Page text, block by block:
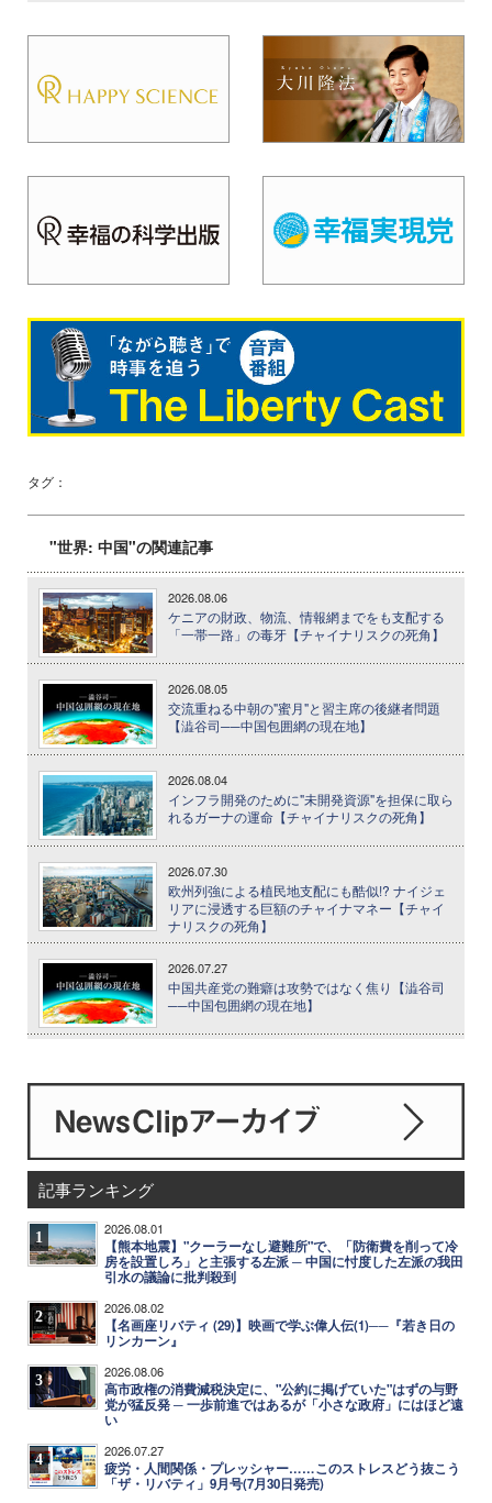
タグ：
"世界: 中国"の関連記事
2026.08.06
ケニアの財政、物流、情報網までをも支配する
「一帯一路」の毒牙【チャイナリスクの死角】
2026.08.05
交流重ねる中朝の"蜜月"と習主席の後継者問題
【澁谷司──中国包囲網の現在地】
2026.08.04
インフラ開発のために"未開発資源"を担保に取ら
れるガーナの運命【チャイナリスクの死角】
2026.07.30
欧州列強による植民地支配にも酷似!? ナイジェ
リアに浸透する巨額のチャイナマネー【チャイ
ナリスクの死角】
2026.07.27
中国共産党の難癖は攻勢ではなく焦り【澁谷司
──中国包囲網の現在地】
記事ランキング
1 2026.08.01
【熊本地震】"クーラーなし避難所"で、「防衛費を削って冷
房を設置しろ」と主張する左派 ─ 中国に忖度した左派の我田
引水の議論に批判殺到
2 2026.08.02
【名画座リバティ (29)】映画で学ぶ偉人伝(1)──『若き日の
リンカーン』
3 2026.08.06
高市政権の消費減税決定に、"公約に掲げていた"はずの与野
党が猛反発 ─ 一歩前進ではあるが「小さな政府」にはほど遠
い
4 2026.07.27
疲労・人間関係・プレッシャー……このストレスどう抜こう
「ザ・リバティ」9月号(7月30日発売)